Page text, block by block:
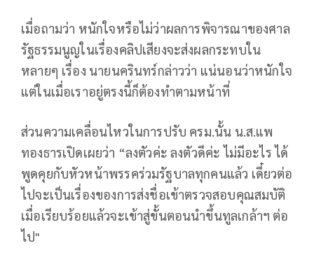
เมื่อถามว่า หนักใจหรือไม่ว่าผลการพิจารณาของศาล
รัฐธรรมนูญในเรื่องคลิปเสียงจะส่งผลกระทบใน
หลายๆ เรื่อง นายนครินทร์กล่าวว่า แน่นอนว่าหนักใจ
แต่ในเมื่อเราอยู่ตรงนี้ก็ต้องทำตามหน้าที่
ส่วนความเคลื่อนไหวในการปรับ ครม.นั้น น.ส.แพ
ทองธารเปิดเผยว่า “ลงตัวค่ะ ลงตัวดีค่ะ ไม่มีอะไร ได้
พูดคุยกับหัวหน้าพรรคร่วมรัฐบาลทุกคนแล้ว เดี๋ยวต่อ
ไปจะเป็นเรื่องของการส่งชื่อเข้าตรวจสอบคุณสมบัติ
เมื่อเรียบร้อยแล้วจะเข้าสู่ขั้นตอนนำขึ้นทูลเกล้าฯ ต่อ
ไป"